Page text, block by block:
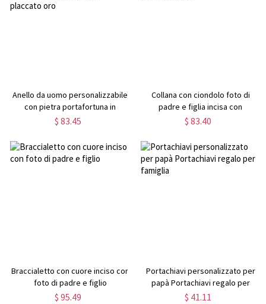
Anello da uomo personalizzabile
con pietra portafortuna in
argento placcato oro
$ 83.45
Collana con ciondolo foto di
padre e figlia incisa con
personalizzato
$ 83.40
Braccialetto con cuore inciso con
foto di padre e figlio
$ 95.49
Portachiavi personalizzato per
papà Portachiavi regalo per
famiglia
$ 41.11